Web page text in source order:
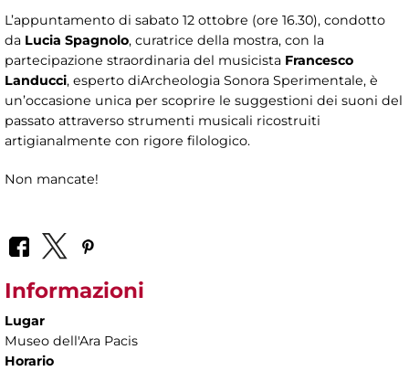
L’appuntamento di sabato 12 ottobre (ore 16.30), condotto
da Lucia Spagnolo, curatrice della mostra, con la
partecipazione straordinaria del musicista Francesco
Landucci, esperto diArcheologia Sonora Sperimentale, è
un’occasione unica per scoprire le suggestioni dei suoni del
passato attraverso strumenti musicali ricostruiti
artigianalmente con rigore filologico.
Non mancate!
Informazioni
Lugar
Museo dell'Ara Pacis
Horario